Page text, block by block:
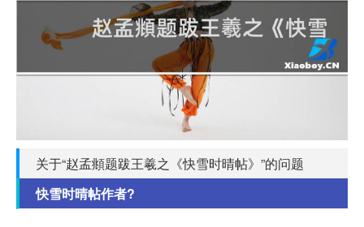
关于“赵孟頫题跋王羲之《快雪时晴帖》”的问题
快雪时晴帖作者?